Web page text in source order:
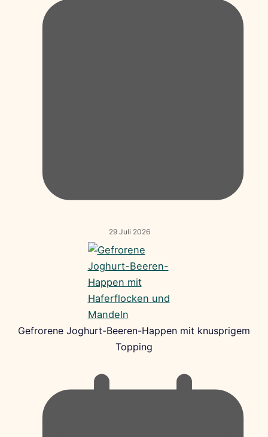
29 Juli 2026
Gefrorene Joghurt-Beeren-Happen mit knusprigem
Topping